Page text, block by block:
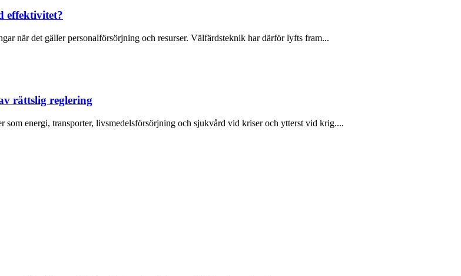
effektivitet?
när det gäller personalförsörjning och resurser. Välfärdsteknik har därför lyfts fram...
rättslig reglering
energi, transporter, livsmedelsförsörjning och sjukvård vid kriser och ytterst vid krig....